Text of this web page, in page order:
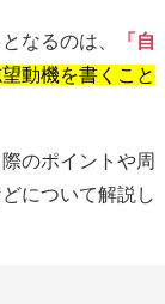
なるのは、
「自
動機を書くこと
のポイントや周
について解説し